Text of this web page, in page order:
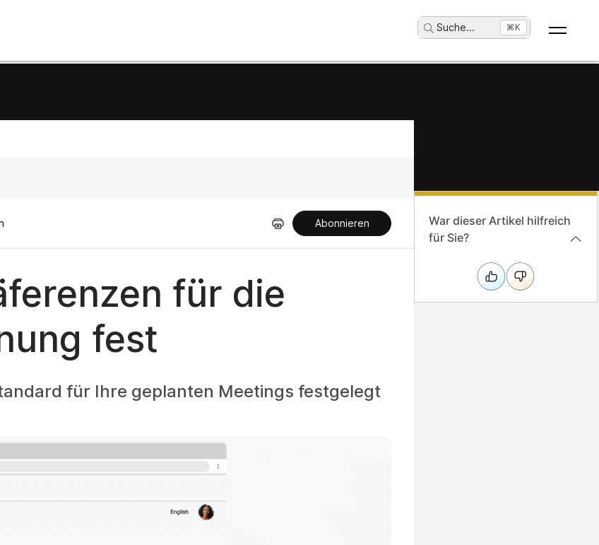
Suche... ⌘K
Abonnieren
für die
fest
für Ihre geplanten Meetings festgelegt
War dieser Artikel hilfreich
für Sie?